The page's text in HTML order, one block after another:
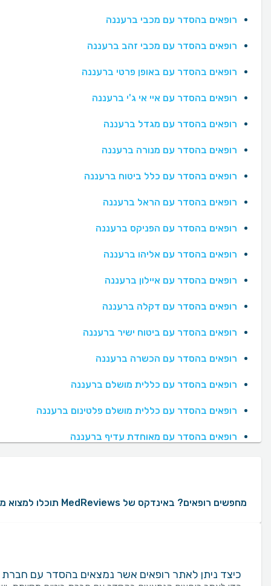
רופאים בהסדר עם מכבי ברעננה
רופאים בהסדר עם מכבי זהב ברעננה
רופאים בהסדר עם באופן פרטי ברעננה
רופאים בהסדר עם איי אי ג'י ברעננה
רופאים בהסדר עם מגדל ברעננה
רופאים בהסדר עם מנורה ברעננה
רופאים בהסדר עם כלל ביטוח ברעננה
רופאים בהסדר עם הראל ברעננה
רופאים בהסדר עם הפניקס ברעננה
רופאים בהסדר עם אליהו ברעננה
רופאים בהסדר עם איילון ברעננה
רופאים בהסדר עם דקלה ברעננה
רופאים בהסדר עם ביטוח ישיר ברעננה
רופאים בהסדר עם הכשרה ברעננה
רופאים בהסדר עם כללית מושלם ברעננה
רופאים בהסדר עם כללית מושלם פלטינום ברעננה
רופאים בהסדר עם מאוחדת עדיף ברעננה
מחפשים רופאים? באינדקס של MedReviews תוכלו למצוא מגוון רחב של רופאים עם עשרות ומאות חוות דעת ממטופלים אמיתיים. באמצעות MedReviews תוכלו ליצור קשר עם רופאים, לקבוע תור ולקבל מידע על הניסיון המקצועי שלהם. במידה והינכם מעוניינים לאתר רופאים לפי העדפות ספציפיות, ניתן למקד את החיפוש לפי אזורים בארץ, שפת נותן השירות, מין הרופא או הרופאה, קופות חולים או חברת ביטוח שעמם הרופא או הרופאה בהסדר, בתי חולים שבהם הרופא או הרופאה עובדים ועוד.
כיצד ניתן לאתר רופאים אשר נמצאים בהסדר עם חברת